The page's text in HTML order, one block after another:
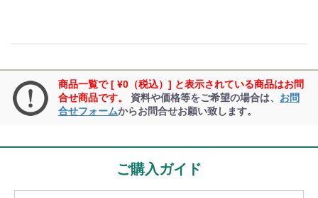
商品一覧で [ ¥0（税込）] と表示されている商品はお問
合せ商品です。
資料や価格等をご希望の場合は、 お問
合せフォームからお問合せお願い致します。
ご購入ガイド